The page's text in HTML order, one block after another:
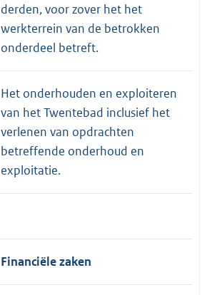
derden, voor zover het het
werkterrein van de betrokken
onderdeel betreft.
Het onderhouden en exploiteren
van het Twentebad inclusief het
verlenen van opdrachten
betreffende onderhoud en
exploitatie.
Financiële zaken